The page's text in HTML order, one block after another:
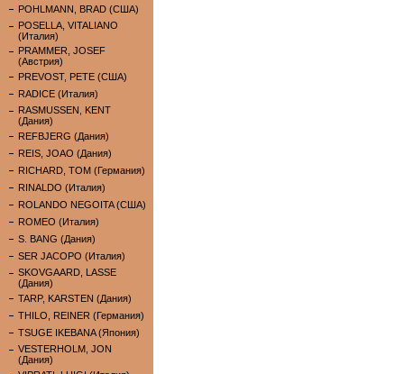
POHLMANN, BRAD (США)
POSELLA, VITALIANO
(Италия)
PRAMMER, JOSEF
(Австрия)
PREVOST, PETE (США)
RADICE (Италия)
RASMUSSEN, KENT
(Дания)
REFBJERG (Дания)
REIS, JOAO (Дания)
RICHARD, TOM (Германия)
RINALDO (Италия)
ROLANDO NEGOITA (США)
ROMEO (Италия)
S. BANG (Дания)
SER JACOPO (Италия)
SKOVGAARD, LASSE
(Дания)
TARP, KARSTEN (Дания)
THILO, REINER (Германия)
TSUGE IKEBANA (Япония)
VESTERHOLM, JON
(Дания)